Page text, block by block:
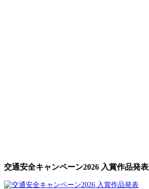
交通安全キャンペーン2026 入賞作品発表